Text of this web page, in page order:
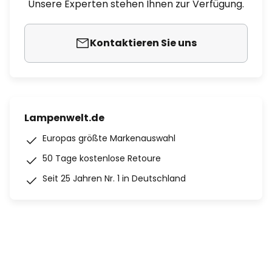
Unsere Experten stehen Ihnen zur Verfügung.
Kontaktieren Sie uns
Lampenwelt.de
Europas größte Markenauswahl
50 Tage kostenlose Retoure
Seit 25 Jahren Nr. 1 in Deutschland